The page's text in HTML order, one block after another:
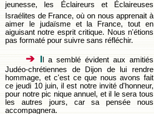
jeunesse, les Éclaireurs et Éclaireuses
Israélites de France, où on nous apprenait à
aimer le judaïsme et la France, tout en
aiguisant notre esprit critique. Nous n'étions
pas formaté pour suivre sans réfléchir.
➔ I l a semblé évident aux amitiés
Judéo-chrétiennes de Dijon de lui rendre
hommage, et c'est ce que nous avons fait
ce jeudi 10 juin, il est notre invité d'honneur,
pour notre pic nique annuel, et il le sera tous
les autres jours, car sa pensée nous
accompagnera.